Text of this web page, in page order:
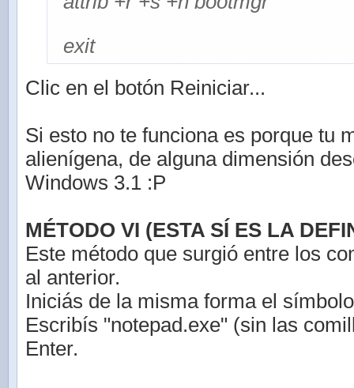
exit
Clic en el botón Reiniciar...
Si esto no te funciona es porque tu
alienígena, de alguna dimensión
Windows 3.1 :P
MÉTODO VI (ESTA SÍ ES LA
Este método que surgió entre los
al anterior.
Iniciás de la misma forma el
Escribís "notepad.exe" (sin las
Enter.